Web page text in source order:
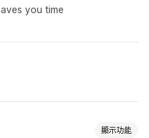
you time
顯示功能